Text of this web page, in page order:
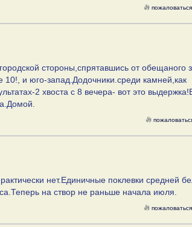
пожаловаться
стороны,спрятавшись от обещаного
и юго-запад.Додочники.среди камней,как
2 хвоста с 8 вечера- вот это
нет.Единичные поклевки средней
на створ не раньше начала июля.
пожаловаться